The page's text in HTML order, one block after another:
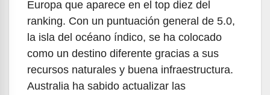
Europa que aparece en el top diez del
ranking. Con un puntuación general de 5.0,
la isla del océano índico, se ha colocado
como un destino diferente gracias a sus
recursos naturales y buena infraestructura.
Australia ha sabido actualizar las